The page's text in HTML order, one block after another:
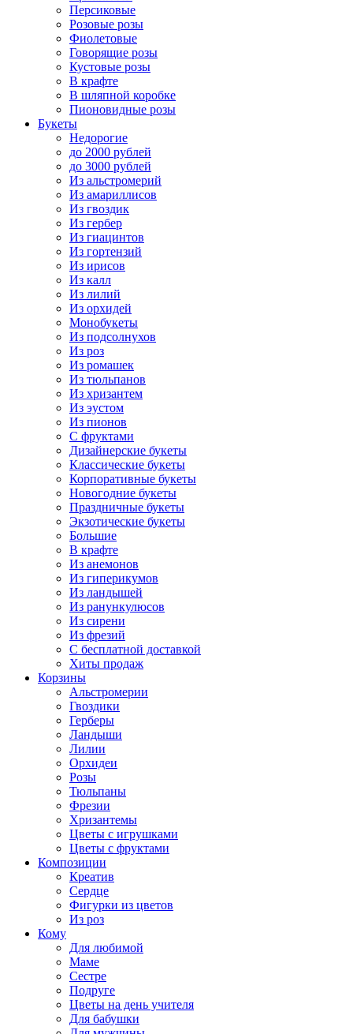
Персиковые
Розовые розы
Фиолетовые
Говорящие розы
Кустовые розы
В крафте
В шляпной коробке
Пионовидные розы
Букеты
Недорогие
до 2000 рублей
до 3000 рублей
Из альстромерий
Из амариллисов
Из гвоздик
Из гербер
Из гиацинтов
Из гортензий
Из ирисов
Из калл
Из лилий
Из орхидей
Монобукеты
Из подсолнухов
Из роз
Из ромашек
Из тюльпанов
Из хризантем
Из эустом
Из пионов
С фруктами
Дизайнерские букеты
Классические букеты
Корпоративные букеты
Новогодние букеты
Праздничные букеты
Экзотические букеты
Большие
В крафте
Из анемонов
Из гиперикумов
Из ландышей
Из ранункулюсов
Из сирени
Из фрезий
С бесплатной доставкой
Хиты продаж
Корзины
Альстромерии
Гвоздики
Герберы
Ландыши
Лилии
Орхидеи
Розы
Тюльпаны
Фрезии
Хризантемы
Цветы с игрушками
Цветы с фруктами
Композиции
Креатив
Сердце
Фигурки из цветов
Из роз
Кому
Для любимой
Маме
Сестре
Подруге
Цветы на день учителя
Для бабушки